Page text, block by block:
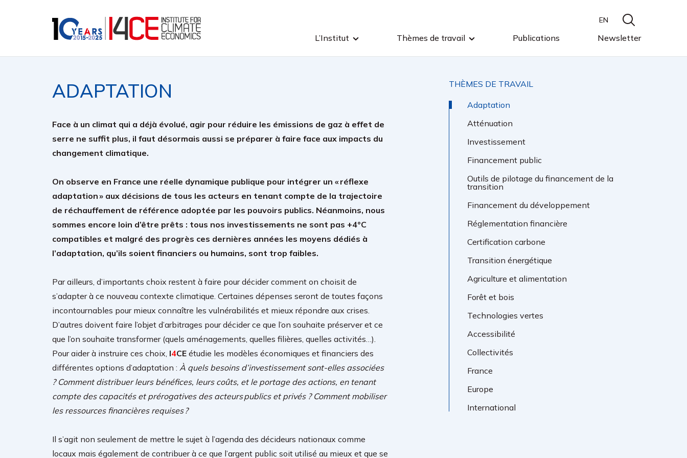
L’Institut Thèmes de travail Publications Newsletter
EN
ADAPTATION
Face à un climat qui a déjà évolué, agir pour réduire les émissions de gaz à effet de
serre ne suffit plus, il faut désormais aussi se préparer à faire face aux impacts du
changement climatique.
On observe en France une réelle dynamique publique pour intégrer un « réflexe
adaptation » aux décisions de tous les acteurs en tenant compte de la trajectoire
de réchauffement de référence adoptée par les pouvoirs publics. Néanmoins, nous
sommes encore loin d’être prêts : tous nos investissements ne sont pas +4°C
compatibles et malgré des progrès ces dernières années les moyens dédiés à
l’adaptation, qu’ils soient financiers ou humains, sont trop faibles.
Par ailleurs, d’importants choix restent à faire pour décider comment on choisit de
s’adapter à ce nouveau contexte climatique. Certaines dépenses seront de toutes façons
incontournables pour mieux connaître les vulnérabilités et mieux répondre aux crises.
D’autres doivent faire l’objet d’arbitrages pour décider ce que l’on souhaite préserver et ce
que l’on souhaite transformer (quels aménagements, quelles filières, quelles activités…).
Pour aider à instruire ces choix, I4CE étudie les modèles économiques et financiers des
différentes options d’adaptation : À quels besoins d’investissement sont-elles associées
? Comment distribuer leurs bénéfices, leurs coûts, et le portage des actions, en tenant
compte des capacités et prérogatives des acteurs publics et privés ? Comment mobiliser
les ressources financières requises ?
Il s’agit non seulement de mettre le sujet à l’agenda des décideurs nationaux comme
locaux mais également de contribuer à ce que l’argent public soit utilisé au mieux et que se
THÈMES DE TRAVAIL
Adaptation
Atténuation
Investissement
Financement public
Outils de pilotage du financement de la
transition
Financement du développement
Réglementation financière
Certification carbone
Transition énergétique
Agriculture et alimentation
Forêt et bois
Technologies vertes
Accessibilité
Collectivités
France
Europe
International